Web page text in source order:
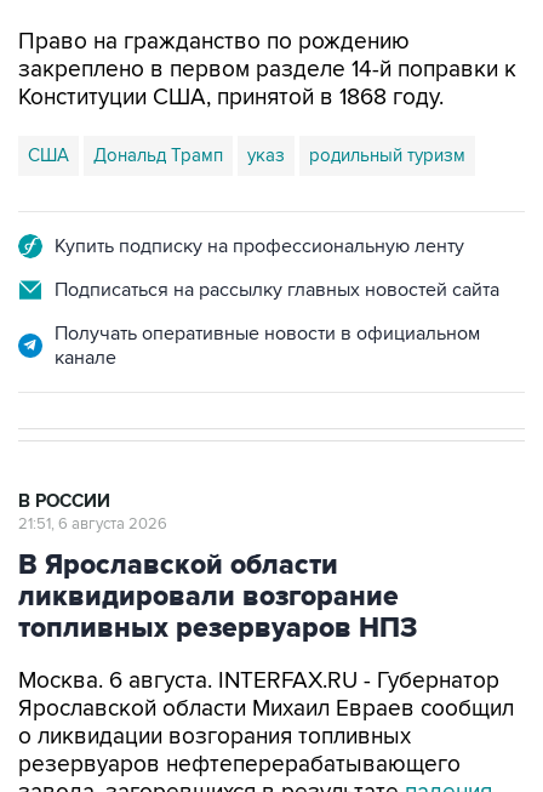
Право на гражданство по рождению
закреплено в первом разделе 14-й поправки к
Конституции США, принятой в 1868 году.
США Дональд Трамп указ родильный туризм
Купить подписку на профессиональную ленту
Подписаться на рассылку главных новостей сайта
Получать оперативные новости в официальном
канале
В РОССИИ
21:51, 6 августа 2026
В Ярославской области
ликвидировали возгорание
топливных резервуаров НПЗ
Москва. 6 августа. INTERFAX.RU - Губернатор
Ярославской области Михаил Евраев сообщил
о ликвидации возгорания топливных
резервуаров нефтеперерабатывающего